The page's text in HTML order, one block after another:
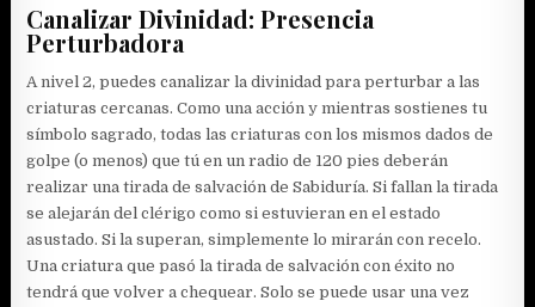
Canalizar Divinidad: Presencia
Perturbadora
A nivel 2, puedes canalizar la divinidad para perturbar a las
criaturas cercanas. Como una acción y mientras sostienes tu
símbolo sagrado, todas las criaturas con los mismos dados de
golpe (o menos) que tú en un radio de 120 pies deberán
realizar una tirada de salvación de Sabiduría. Si fallan la tirada
se alejarán del clérigo como si estuvieran en el estado
asustado. Si la superan, simplemente lo mirarán con recelo.
Una criatura que pasó la tirada de salvación con éxito no
tendrá que volver a chequear. Solo se puede usar una vez